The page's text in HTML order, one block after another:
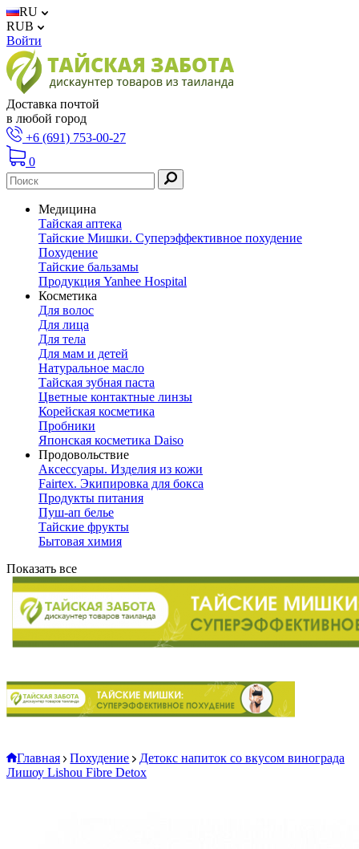
RU
RUB
Войти
Доставка почтой
в любой город
+6 (691) 753-00-27
0
Медицина
Тайская аптека
Тайские Мишки. Суперэффективное похудение
Похудение
Тайские бальзамы
Продукция Yanhee Hospital
Косметика
Для волос
Для лица
Для тела
Для мам и детей
Натуральное масло
Тайская зубная паста
Цветные контактные линзы
Корейская косметика
Пробники
Японская косметика Daiso
Продовольствие
Аксессуары. Изделия из кожи
Fairtex. Экипировка для бокса
Продукты питания
Пуш-ап белье
Тайские фрукты
Бытовая химия
Показать все
Главная Похудение
Детокс напиток со вкусом винограда
Лишоу Lishou Fibre Detox